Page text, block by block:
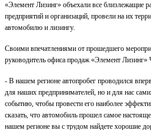
«Элемент Лизинг» объехали все близлежащие
предприятий и организаций, провели на их
автомобилю и лизингу.
Своими впечатлениями от прошедшего
руководитель офиса продаж «Элемент Лизинг»
- В нашем регионе автопробег проводился
для наших предпринимателей, но и для нас
событию, чтобы провести его наиболее
сказать, что автомобиль прошел самое
нашем регионе вы с трудом найдете хорошие